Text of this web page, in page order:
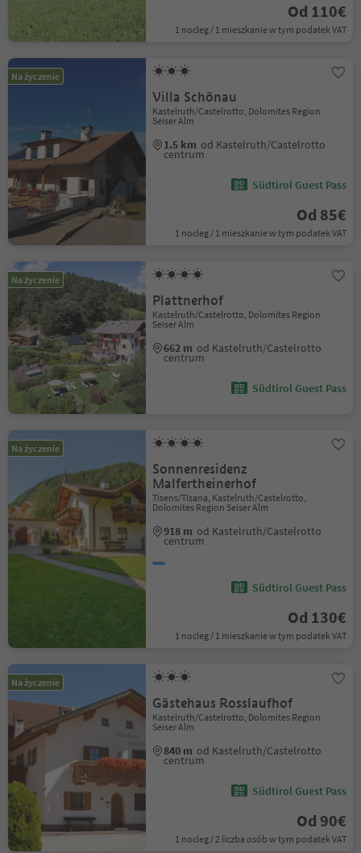
Od 110€
1 nocleg / 1 mieszkanie w tym podatek VAT
Na życzenie
Villa Schönau
Kastelruth/Castelrotto, Dolomites Region
Seiser Alm
1.5 km od Kastelruth/Castelrotto
centrum
Südtirol Guest Pass
Od 85€
1 nocleg / 1 mieszkanie w tym podatek VAT
Na życzenie
Plattnerhof
Kastelruth/Castelrotto, Dolomites Region
Seiser Alm
662 m od Kastelruth/Castelrotto
centrum
Südtirol Guest Pass
Na życzenie
Sonnenresidenz
Malfertheinerhof
Tisens/Tisana, Kastelruth/Castelrotto,
Dolomites Region Seiser Alm
918 m od Kastelruth/Castelrotto
centrum
Südtirol Guest Pass
Od 130€
1 nocleg / 1 mieszkanie w tym podatek VAT
Na życzenie
Gästehaus Rosslaufhof
Kastelruth/Castelrotto, Dolomites Region
Seiser Alm
840 m od Kastelruth/Castelrotto
centrum
Südtirol Guest Pass
Od 90€
1 nocleg / 2 liczba osób w tym podatek VAT